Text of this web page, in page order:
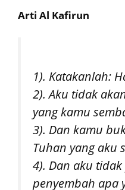
Arti Al Kafirun
1). Katakanlah:
2). Aku tidak
yang kamu
3). Dan kamu
Tuhan yang aku
4). Dan aku
penyembah apa